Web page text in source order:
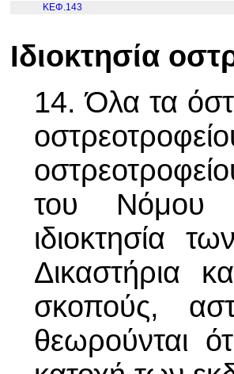
ΚΕΦ.143
Ιδιοκτησία
14. Όλα τα
του Νόμου
ιδιοκτησία
Δικαστήρια
σκοπούς,
θεωρούνται